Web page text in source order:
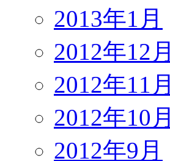
2013年1月
2012年12月
2012年11月
2012年10月
2012年9月